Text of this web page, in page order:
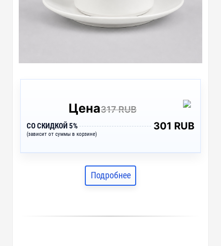
Цена317 RUB
СО СКИДКОЙ 5%
(зависит от суммы в корзине)
301 RUB
Подробнее